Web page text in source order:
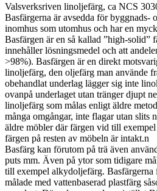
Valsverksriven linoljefärg, ca NCS
Basfärgerna är avsedda för byggnads-
inomhus som utomhus och har en
Basfärgen är en så kallad ”high-solid”
innehåller lösningsmedel och att
>98%). Basfärgen är en direkt
linoljefärg, den oljefärg man använde
obehandlat underlag lägger sig inte
ovanpå underlaget utan tränger djupt
linoljefärg som målas enligt äldre
många omgångar, inte flagar utan slits
äldre möbler där färgen vid till
färgen på resten av möbeln är intakt.n
Basfärg kan förutom på trä även
puts mm. Även på ytor som tidigare
till exempel alkydoljefärg.
målade med vattenbaserad plastfärg